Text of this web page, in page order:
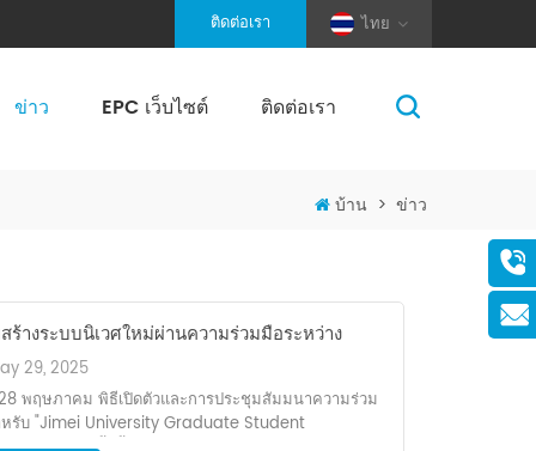
ไทย
ติดต่อเรา
ข่าว EPC เว็บไซต์ ติดต่อเรา
บ้าน > ข่าว
ร้างระบบนิเวศใหม่ผ่านความร่วมมือระหว่าง
กรรมและสถาบันการศึกษา: การเปิดตัวอย่างเป็น
ารของเวิร์กสเตชันสำหรับนักศึกษาระดับบัณฑิต
โดย Huge Energy และมหาวิทยาลัย Jimei
29, 2025
พฤษภาคม พิธีเปิดตัวและการประชุมสัมมนาความร่วม
รับ "Jimei University Graduate Student